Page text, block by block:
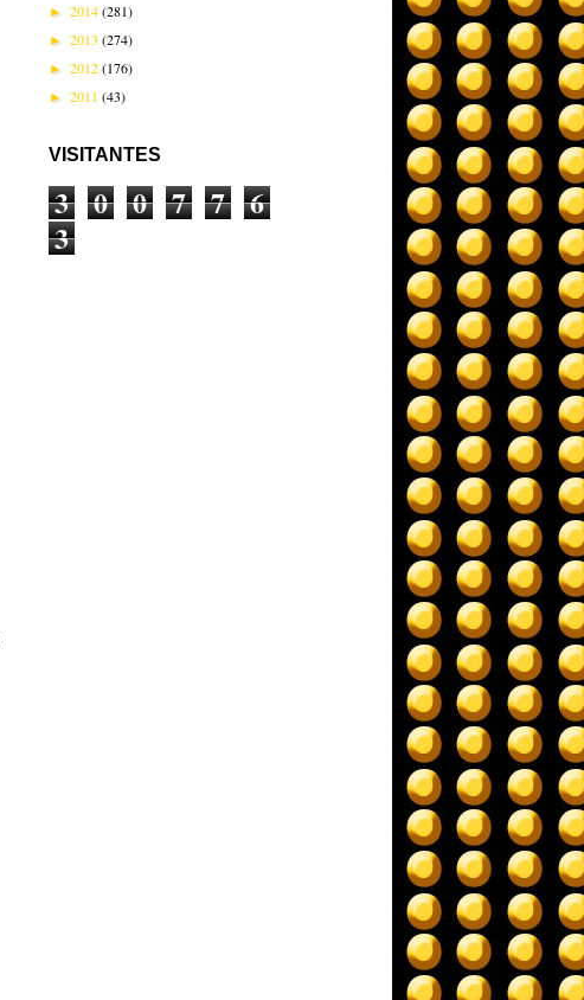
► 2014(281)
► 2013 (274)
► 2012(176)
► 2011 (43)
VISITANTES
3 0 0 7 7 6
3